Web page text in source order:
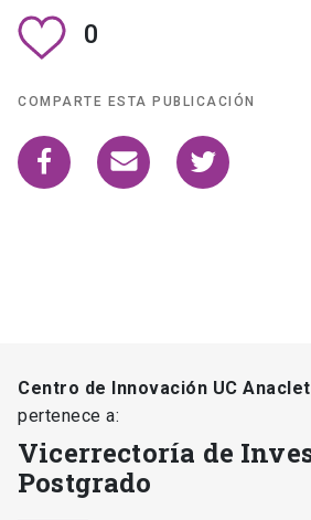
0
COMPARTE ESTA PUBLICACIÓN
Centro de Innovación UC
pertenece a:
Vicerrectoría de
Postgrado